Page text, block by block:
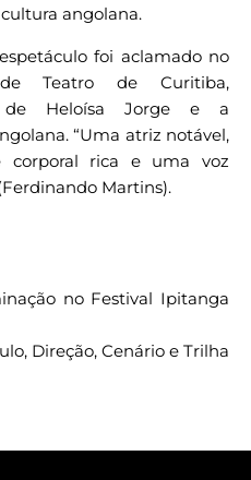
angolana.
foi aclamado no
Teatro de Curitiba,
de Heloísa Jorge e a
“Uma atriz notável,
corporal rica e uma voz
Martins).
no Festival Ipitanga
Direção, Cenário e Trilha